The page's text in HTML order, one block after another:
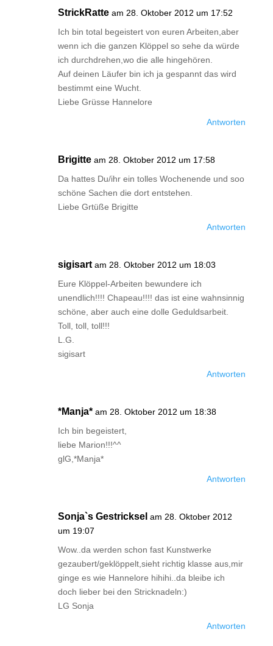
StrickRatte am 28. Oktober 2012 um 17:52
Ich bin total begeistert von euren Arbeiten,aber
wenn ich die ganzen Klöppel so sehe da würde
ich durchdrehen,wo die alle hingehören.
Auf deinen Läufer bin ich ja gespannt das wird
bestimmt eine Wucht.
Liebe Grüsse Hannelore
Antworten
Brigitte am 28. Oktober 2012 um 17:58
Da hattes Du/ihr ein tolles Wochenende und soo
schöne Sachen die dort entstehen.
Liebe Grtüße Brigitte
Antworten
sigisart am 28. Oktober 2012 um 18:03
Eure Klöppel-Arbeiten bewundere ich
unendlich!!!! Chapeau!!!! das ist eine wahnsinnig
schöne, aber auch eine dolle Geduldsarbeit.
Toll, toll, toll!!!
L.G.
sigisart
Antworten
*Manja* am 28. Oktober 2012 um 18:38
Ich bin begeistert,
liebe Marion!!!^^
glG,*Manja*
Antworten
Sonja`s Gestricksel am 28. Oktober 2012
um 19:07
Wow..da werden schon fast Kunstwerke
gezaubert/geklöppelt,sieht richtig klasse aus,mir
ginge es wie Hannelore hihihi..da bleibe ich
doch lieber bei den Stricknadeln:)
LG Sonja
Antworten